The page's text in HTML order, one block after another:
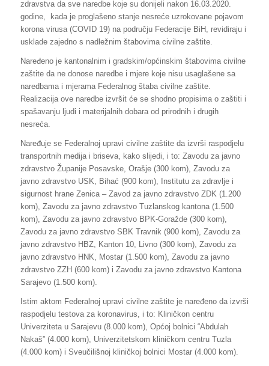
zdravstva da sve naredbe koje su donijeli nakon 16.03.2020.
godine, kada je proglašeno stanje nesreće uzrokovane pojavom
korona virusa (COVID 19) na području Federacije BiH, revidiraju i
usklade zajedno s nadležnim štabovima civilne zaštite.
Naređeno je kantonalnim i gradskim/općinskim štabovima civilne
zaštite da ne donose naredbe i mjere koje nisu usaglašene sa
naredbama i mjerama Federalnog štaba civilne zaštite.
Realizacija ove naredbe izvršit će se shodno propisima o zaštiti i
spašavanju ljudi i materijalnih dobara od prirodnih i drugih
nesreća.
Naređuje se Federalnoj upravi civilne zaštite da izvrši raspodjelu
transportnih medija i briseva, kako slijedi, i to: Zavodu za javno
zdravstvo Županije Posavske, Orašje (300 kom), Zavodu za
javno zdravstvo USK, Bihać (900 kom), Institutu za zdravlje i
sigurnost hrane Zenica – Zavod za javno zdravstvo ZDK (1.200
kom), Zavodu za javno zdravstvo Tuzlanskog kantona (1.500
kom), Zavodu za javno zdravstvo BPK-Goražde (300 kom),
Zavodu za javno zdravstvo SBK Travnik (900 kom), Zavodu za
javno zdravstvo HBZ, Kanton 10, Livno (300 kom), Zavodu za
javno zdravstvo HNK, Mostar (1.500 kom), Zavodu za javno
zdravstvo ZZH (600 kom) i Zavodu za javno zdravstvo Kantona
Sarajevo (1.500 kom).
Istim aktom Federalnoj upravi civilne zaštite je naređeno da izvrši
raspodjelu testova za koronavirus, i to: Kliničkon centru
Univerziteta u Sarajevu (8.000 kom), Općoj bolnici “Abdulah
Nakaš” (4.000 kom), Univerzitetskom kliničkom centru Tuzla
(4.000 kom) i Sveučilišnoj kliničkoj bolnici Mostar (4.000 kom).